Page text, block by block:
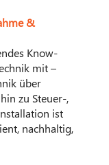
&
Know-
mit –
über
zu Steuer-,
ist
nachhaltig,